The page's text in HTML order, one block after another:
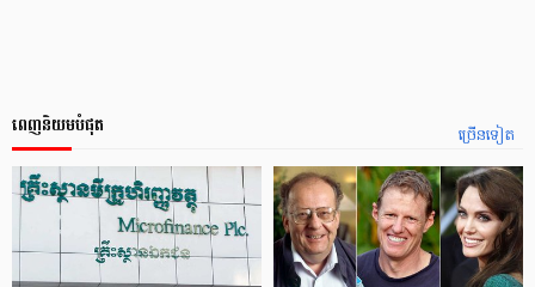
ច្រើនទៀត
ពេញនិយមបំផុត